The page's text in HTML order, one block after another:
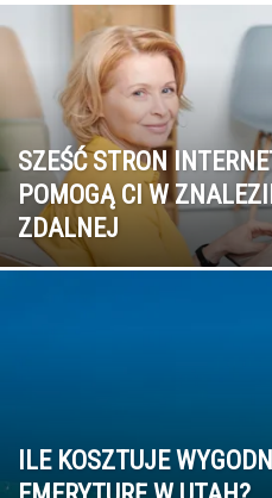
SZEŚĆ STRON
POMOGĄ CI W
ZDALNEJ
ILE KOSZTUJE